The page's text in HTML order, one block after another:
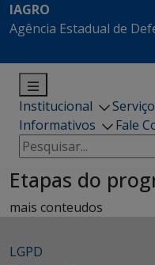
IAGRO
Agência Estadual de
Institucional
Informativos
Fale
Pesquisar
por:
Etapas do
mais conteudos
LGPD